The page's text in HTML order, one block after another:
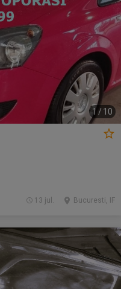
1 / 10
Bucuresti, IF
13 jul.